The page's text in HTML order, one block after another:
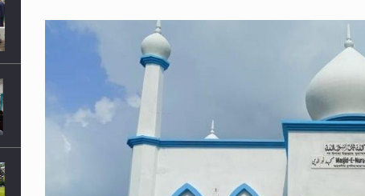
امير المؤمنين أيده الله والمكتب العربي >>
يطرس وأعداء الإسلام اضغط هنا >> المزيد
والمعراج >> المزيد
صلى الله عليه وسلم >> المزيد